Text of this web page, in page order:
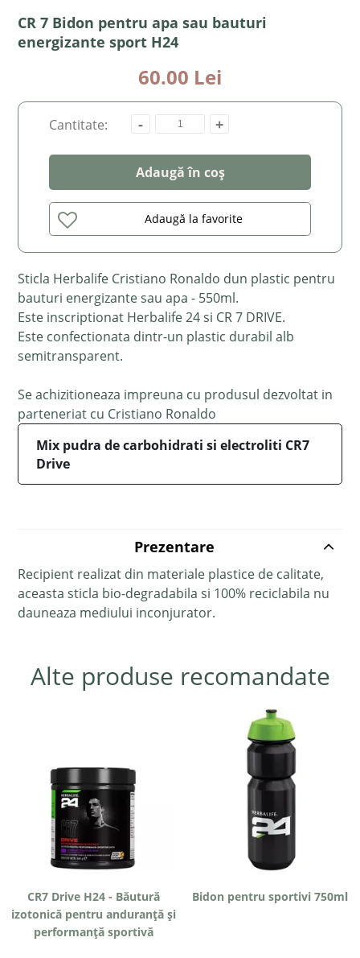
CR 7 Bidon pentru apa sau bauturi
energizante sport H24
60.00 Lei
Sticla Herbalife Cristiano Ronaldo dun plastic pentru
bauturi energizante sau apa - 550ml.
Este inscriptionat Herbalife 24 si CR 7 DRIVE.
Este confectionata dintr-un plastic durabil alb
semitransparent.
Se achizitioneaza impreuna cu produsul dezvoltat in
parteneriat cu Cristiano Ronaldo
Mix pudra de carbohidrati si electroliti CR7
Drive
Cantitate: - +
Adaugă în coș
Adaugă la favorite
Prezentare
Recipient realizat din materiale plastice de calitate,
aceasta sticla bio-degradabila si 100% reciclabila nu
dauneaza mediului inconjurator.
Alte produse recomandate
CR7 Drive H24 - Băutură
izotonică pentru anduranță și
performanță sportivă
Bidon pentru sportivi 750ml